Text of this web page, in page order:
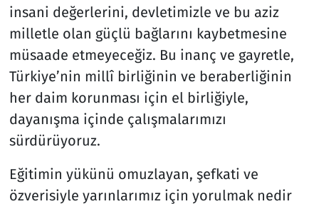
insani değerlerini, devletimizle ve bu aziz
milletle olan güçlü bağlarını kaybetmesine
müsaade etmeyeceğiz. Bu inanç ve gayretle,
Türkiye’nin millî birliğinin ve beraberliğinin
her daim korunması için el birliğiyle,
dayanışma içinde çalışmalarımızı
sürdürüyoruz.
Eğitimin yükünü omuzlayan, şefkati ve
özverisiyle yarınlarımız için yorulmak nedir